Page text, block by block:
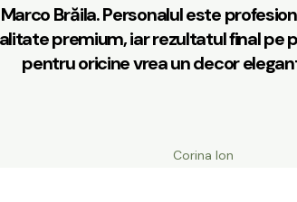
Brăila. Personalul este
premium, iar rezultatul final
pentru oricine vrea un decor
Corina Ion